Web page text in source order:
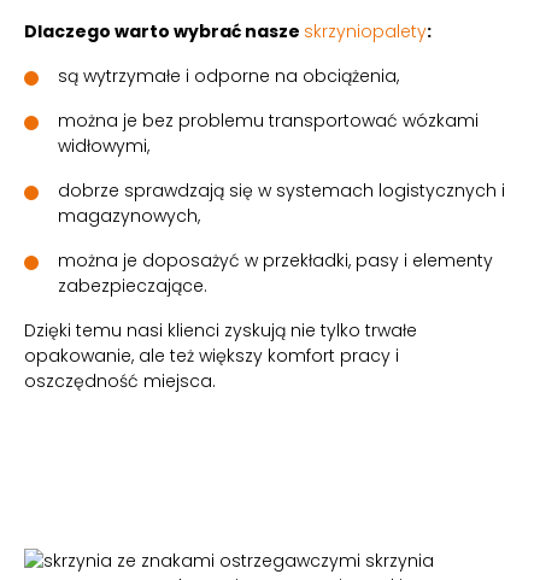
Dlaczego warto wybrać nasze skrzyniopalety:
są wytrzymałe i odporne na obciążenia,
można je bez problemu transportować wózkami
widłowymi,
dobrze sprawdzają się w systemach logistycznych i
magazynowych,
można je doposażyć w przekładki, pasy i elementy
zabezpieczające.
Dzięki temu nasi klienci zyskują nie tylko trwałe
opakowanie, ale też większy komfort pracy i
oszczędność miejsca.